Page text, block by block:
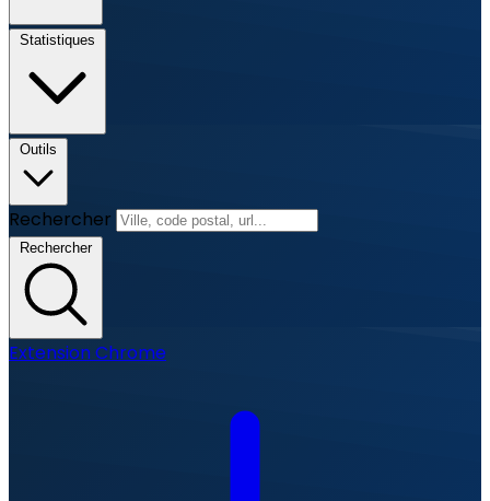
Statistiques
Outils
Rechercher
Rechercher
Extension Chrome